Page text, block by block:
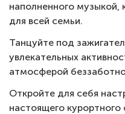
наполненного музыкой,
для всей семьи.
Танцуйте под
увлекательных
атмосферой
Откройте для себя
настоящего